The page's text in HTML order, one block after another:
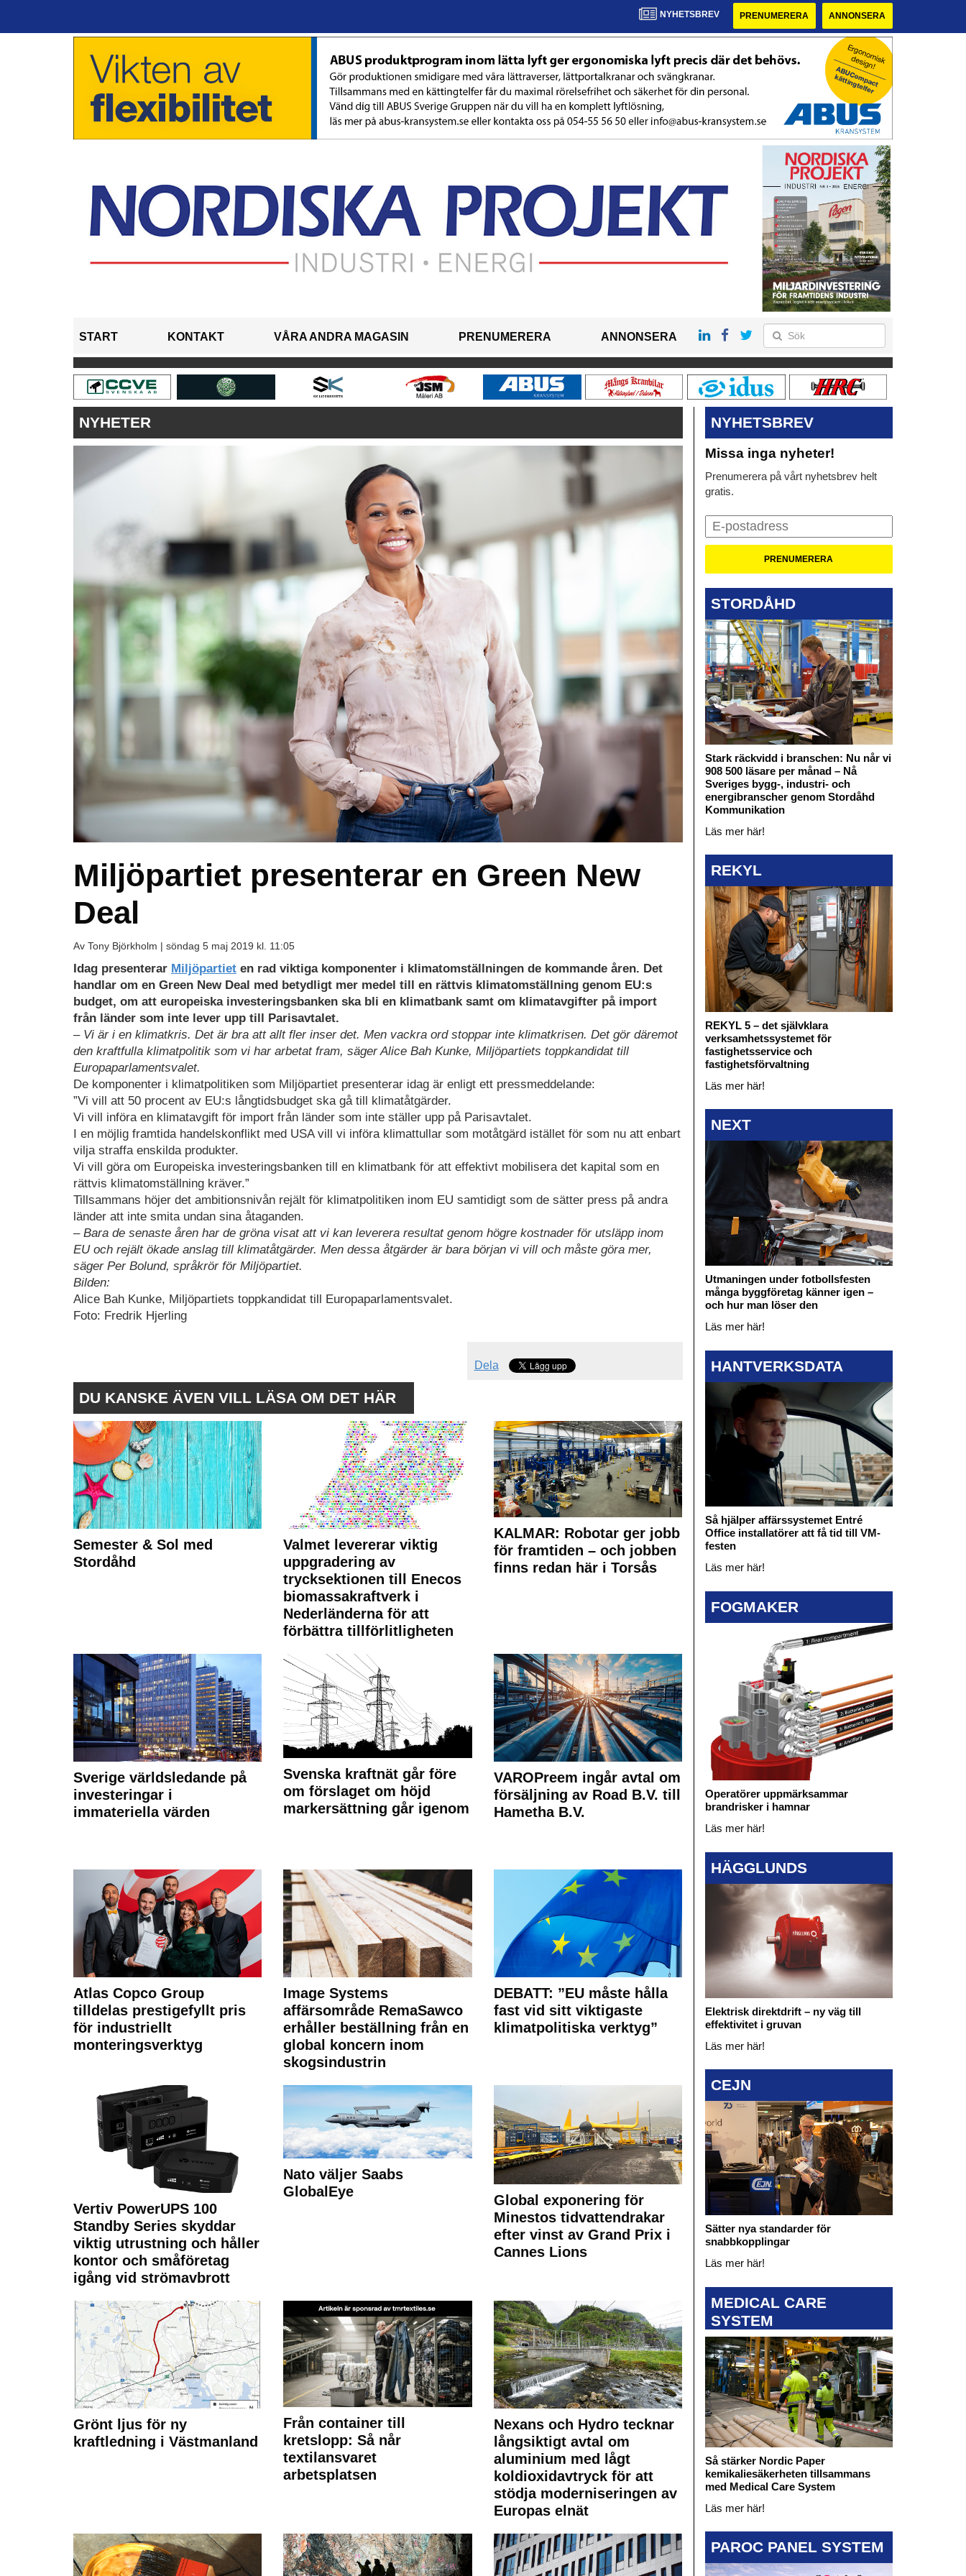
NYHETSBREV PRENUMERERA ANNONSERA
START KONTAKT VÅRA ANDRA MAGASIN PRENUMERERA ANNONSERA
NYHETER
Miljöpartiet presenterar en Green New
Deal
Av Tony Björkholm | söndag 5 maj 2019 kl. 11:05
Idag presenterar Miljöpartiet en rad viktiga komponenter i klimatomställningen de kommande åren. Det
handlar om en Green New Deal med betydligt mer medel till en rättvis klimatomställning genom EU:s
budget, om att europeiska investeringsbanken ska bli en klimatbank samt om klimatavgifter på import
från länder som inte lever upp till Parisavtalet.
– Vi är i en klimatkris. Det är bra att allt fler inser det. Men vackra ord stoppar inte klimatkrisen. Det gör däremot
den kraftfulla klimatpolitik som vi har arbetat fram, säger Alice Bah Kunke, Miljöpartiets toppkandidat till
Europaparlamentsvalet.
De komponenter i klimatpolitiken som Miljöpartiet presenterar idag är enligt ett pressmeddelande:
”Vi vill att 50 procent av EU:s långtidsbudget ska gå till klimatåtgärder.
Vi vill införa en klimatavgift för import från länder som inte ställer upp på Parisavtalet.
I en möjlig framtida handelskonflikt med USA vill vi införa klimattullar som motåtgärd istället för som nu att enbart
vilja straffa enskilda produkter.
Vi vill göra om Europeiska investeringsbanken till en klimatbank för att effektivt mobilisera det kapital som en
rättvis klimatomställning kräver.”
Tillsammans höjer det ambitionsnivån rejält för klimatpolitiken inom EU samtidigt som de sätter press på andra
länder att inte smita undan sina åtaganden.
– Bara de senaste åren har de gröna visat att vi kan leverera resultat genom högre kostnader för utsläpp inom
EU och rejält ökade anslag till klimatåtgärder. Men dessa åtgärder är bara början vi vill och måste göra mer,
säger Per Bolund, språkrör för Miljöpartiet.
Bilden:
Alice Bah Kunke, Miljöpartiets toppkandidat till Europaparlamentsvalet.
Foto: Fredrik Hjerling
Dela
DU KANSKE ÄVEN VILL LÄSA OM DET HÄR
Semester & Sol med
Stordåhd
Valmet levererar viktig
uppgradering av
trycksektionen till Enecos
biomassakraftverk i
Nederländerna för att
förbättra tillförlitligheten
KALMAR: Robotar ger jobb
för framtiden – och jobben
finns redan här i Torsås
Sverige världsledande på
investeringar i
immateriella värden
Svenska kraftnät går före
om förslaget om höjd
markersättning går igenom
VAROPreem ingår avtal om
försäljning av Road B.V. till
Hametha B.V.
Atlas Copco Group
tilldelas prestigefyllt pris
för industriellt
monteringsverktyg
Image Systems
affärsområde RemaSawco
erhåller beställning från en
global koncern inom
skogsindustrin
DEBATT: ”EU måste hålla
fast vid sitt viktigaste
klimatpolitiska verktyg”
Vertiv PowerUPS 100
Standby Series skyddar
viktig utrustning och håller
kontor och småföretag
igång vid strömavbrott
Nato väljer Saabs
GlobalEye
Global exponering för
Minestos tidvattendrakar
efter vinst av Grand Prix i
Cannes Lions
Grönt ljus för ny
kraftledning i Västmanland
Från container till
kretslopp: Så når
textilansvaret
arbetsplatsen
Nexans och Hydro tecknar
långsiktigt avtal om
aluminium med lågt
koldioxidavtryck för att
stödja moderniseringen av
Europas elnät
NYHETSBREV
Missa inga nyheter!
Prenumerera på vårt nyhetsbrev helt
gratis.
STORDÅHD
Stark räckvidd i branschen: Nu når vi
908 500 läsare per månad – Nå
Sveriges bygg-, industri- och
energibranscher genom Stordåhd
Kommunikation
Läs mer här!
REKYL
REKYL 5 – det självklara
verksamhetssystemet för
fastighetsservice och
fastighetsförvaltning
Läs mer här!
NEXT
Utmaningen under fotbollsfesten
många byggföretag känner igen –
och hur man löser den
Läs mer här!
HANTVERKSDATA
Så hjälper affärssystemet Entré
Office installatörer att få tid till VM-
festen
Läs mer här!
FOGMAKER
Operatörer uppmärksammar
brandrisker i hamnar
Läs mer här!
HÄGGLUNDS
Elektrisk direktdrift – ny väg till
effektivitet i gruvan
Läs mer här!
CEJN
Sätter nya standarder för
snabbkopplingar
Läs mer här!
MEDICAL CARE
SYSTEM
Så stärker Nordic Paper
kemikaliesäkerheten tillsammans
med Medical Care System
Läs mer här!
PAROC PANEL SYSTEM